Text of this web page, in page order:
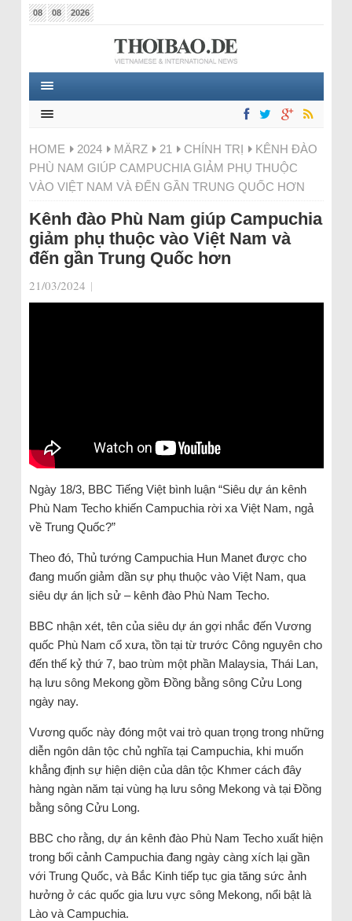
08 08 2026
HOME 2024 MÄRZ 21 CHÍNH TRỊ
KÊNH ĐÀO
PHÙ NAM GIÚP CAMPUCHIA GIẢM PHỤ THUỘC
VÀO VIỆT NAM VÀ ĐẾN GẦN TRUNG QUỐC HƠN
Kênh đào Phù Nam giúp Campuchia
giảm phụ thuộc vào Việt Nam và
đến gần Trung Quốc hơn
21/03/2024 |
Ngày 18/3, BBC Tiếng Việt bình luận “Siêu dự án kênh
Phù Nam Techo khiến Campuchia rời xa Việt Nam, ngả
về Trung Quốc?”
Theo đó, Thủ tướng Campuchia Hun Manet được cho
đang muốn giảm dần sự phụ thuộc vào Việt Nam, qua
siêu dự án lịch sử – kênh đào Phù Nam Techo.
BBC nhận xét, tên của siêu dự án gợi nhắc đến Vương
quốc Phù Nam cổ xưa, tồn tại từ trước Công nguyên cho
đến thế kỷ thứ 7, bao trùm một phần Malaysia, Thái Lan,
hạ lưu sông Mekong gồm Đồng bằng sông Cửu Long
ngày nay.
Vương quốc này đóng một vai trò quan trọng trong những
diễn ngôn dân tộc chủ nghĩa tại Campuchia, khi muốn
khẳng định sự hiện diện của dân tộc Khmer cách đây
hàng ngàn năm tại vùng hạ lưu sông Mekong và tại Đồng
bằng sông Cửu Long.
BBC cho rằng, dự án kênh đào Phù Nam Techo xuất hiện
trong bối cảnh Campuchia đang ngày càng xích lại gần
với Trung Quốc, và Bắc Kinh tiếp tục gia tăng sức ảnh
hưởng ở các quốc gia lưu vực sông Mekong, nổi bật là
Lào và Campuchia.